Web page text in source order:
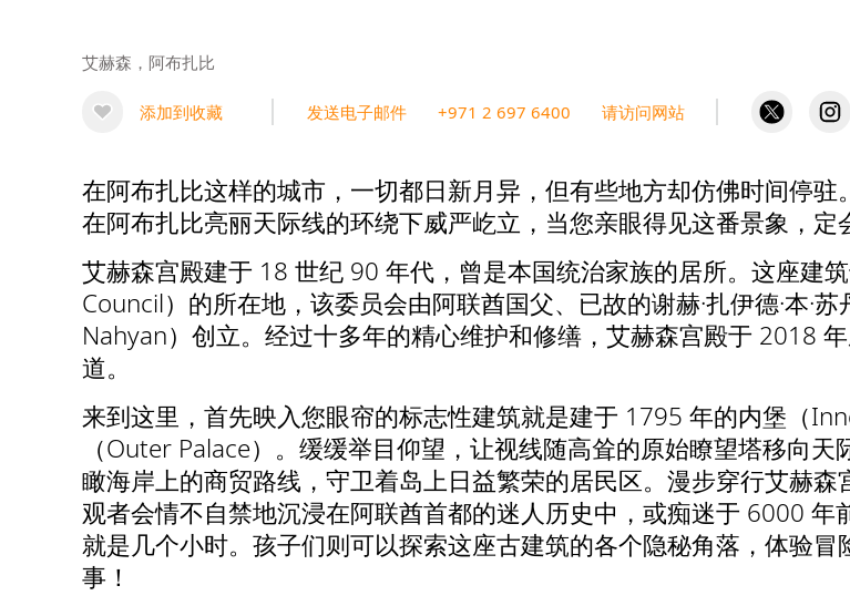
艾赫森，阿布扎比
添加到收藏 发送电子邮件 +971 2 697 6400 请访问网站
在阿布扎比这样的城市，一切都日新月异，但有些地方却仿佛时间停
在阿布扎比亮丽天际线的环绕下威严屹立，当您亲眼得见这番景象，定
艾赫森宫殿建于 18 世纪 90 年代，曾是本国统治家族的居所。这座建
Council）的所在地，该委员会由阿联酋国父、已故的谢赫·扎伊德·本·
Nahyan）创立。经过十多年的精心维护和修缮，艾赫森宫殿于 2018
道。
来到这里，首先映入您眼帘的标志性建筑就是建于 1795 年的内堡（
（Outer Palace）。缓缓举目仰望，让视线随高耸的原始瞭望塔移向
瞰海岸上的商贸路线，守卫着岛上日益繁荣的居民区。漫步穿行艾赫
观者会情不自禁地沉浸在阿联酋首都的迷人历史中，或痴迷于 6000
就是几个小时。孩子们则可以探索这座古建筑的各个隐秘角落，体验
事！